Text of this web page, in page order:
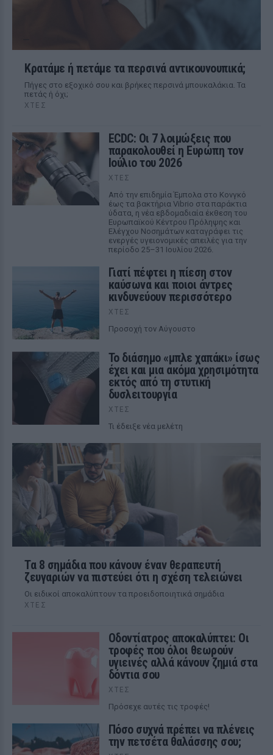
Κρατάμε ή πετάμε τα περσινά αντικουνουπικά;
Πήγες στο εξοχικό σου και βρήκες περσινά μπουκαλάκια. Τα
πετάς ή όχι;
ΧΤΕΣ
ECDC: Οι 7 λοιμώξεις που
παρακολουθεί η Ευρώπη τον
Ιούλιο του 2026
ΧΤΕΣ
Από την επιδημία Έμπολα στο Κονγκό
έως τα βακτήρια Vibrio στα παράκτια
ύδατα, η νέα εβδομαδιαία έκθεση του
Ευρωπαϊκού Κέντρου Πρόληψης και
Ελέγχου Νοσημάτων καταγράφει τις
ενεργές υγειονομικές απειλές για την
περίοδο 25–31 Ιουλίου 2026.
Γιατί πέφτει η πίεση στον
καύσωνα και ποιοι άντρες
κινδυνεύουν περισσότερο
ΧΤΕΣ
Προσοχή τον Αύγουστο
Το διάσημο «μπλε χαπάκι» ίσως
έχει και μια ακόμα χρησιμότητα
εκτός από τη στυτική
δυσλειτουργία
ΧΤΕΣ
Τι έδειξε νέα μελέτη
Τα 8 σημάδια που κάνουν έναν θεραπευτή
ζευγαριών να πιστεύει ότι η σχέση τελειώνει
Οι ειδικοί αποκαλύπτουν τα προειδοποιητικά σημάδια
ΧΤΕΣ
Οδοντίατρος αποκαλύπτει: Οι
τροφές που όλοι θεωρούν
υγιεινές αλλά κάνουν ζημιά στα
δόντια σου
ΧΤΕΣ
Πρόσεχε αυτές τις τροφές!
Πόσο συχνά πρέπει να πλένεις
την πετσέτα θαλάσσης σου;